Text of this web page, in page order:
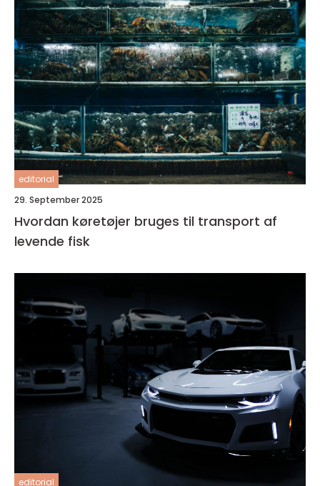
editorial
29. September 2025
Hvordan køretøjer bruges til transport af
levende fisk
editorial